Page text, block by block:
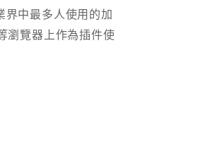
中最多人使用的加
覽器上作為插件使